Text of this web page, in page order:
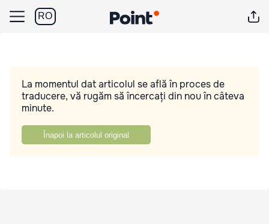
RO
La momentul dat articolul se află în proces de
traducere, vă rugăm să încercați din nou în câteva
minute.
Înapoi la articolul original